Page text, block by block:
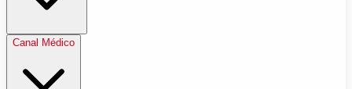
Canal Médico